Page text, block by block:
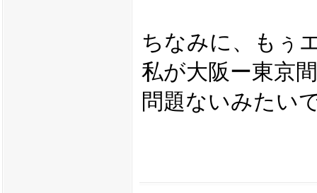
ちなみに、もぅ
私が大阪ー東京
問題ないみたい